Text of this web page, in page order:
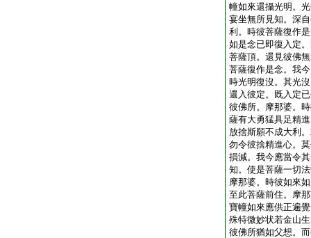
幢如來還攝光明。
宴坐無所見知。深
利。時彼菩薩復作
如是念已即復入定
菩薩頂。還見彼佛
菩薩復作是念。我
時光明復沒。其光
還入彼定。既入定
彼佛所。摩那婆。
薩有大勇猛具足精
放捨斯願不成大利
勿令彼捨精進心。
損減。我今應當令
知。使是菩薩一切
摩那婆。時彼如來
至此菩薩前住。摩
寶幢如來應供正遍
殊特微妙状若金山
彼佛所猶如父想。